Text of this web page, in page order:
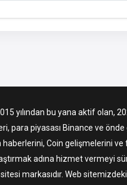
yılından bu yana aktif olan,
para piyasası Binance ve
haberlerini, Coin gelişmelerini ve
adına hizmet vermeyi
markasıdır. Web sitemizdeki